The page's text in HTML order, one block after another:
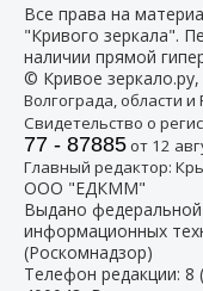
Все права на
"Кривого зеркала".
наличии прямой
© Кривое
Волгограда, области и
Свидетельство о
77 - 87885от 12
Главный редактор:
ООО "ЕДКММ"
Выдано
информационных
(Роскомнадзор)
Телефон редакции: 8